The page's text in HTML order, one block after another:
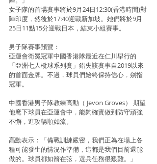
女子隊的首場賽事將於9月24日12:30(香港時間)對
陣印度，然後於17:40迎戰新加坡。她們將於9月
25日11點15分迎戰日本，結束小組賽事。
男子隊賽事預覽：
亞運會衛冕冠軍中國香港隊最近在仁川舉行的
「亞洲七人欖球系列賽」錯失該賽事自2019以來
的首面金牌。不過，球員們始終保持信心，劍指
冠軍。
中國香港男子隊教練高勳（ Jevon Groves） 期望
他麾下球員在亞運會中，能夠確實做到防守頑強
不懈，進攻暢順如流。
高勳表示：「備戰訓練嚴密，我們正為在場上各
種可能發生的情況作準備，這都是我們目前還能
做的。球員都如箭在弦，選兵任務很艱難。」